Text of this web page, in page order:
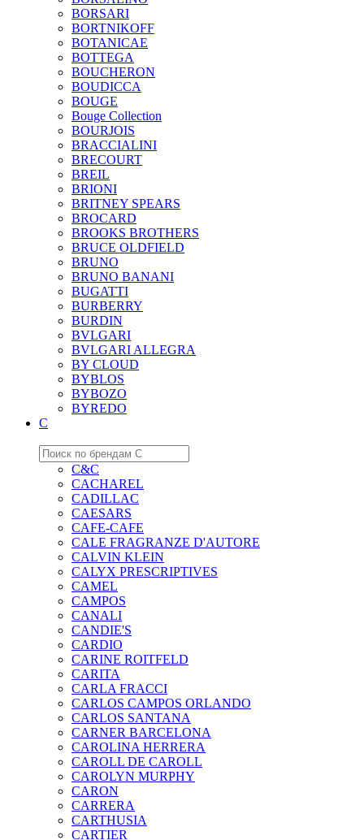
BORSARI
BORTNIKOFF
BOTANICAE
BOTTEGA
BOUCHERON
BOUDICCA
BOUGE
Bouge Collection
BOURJOIS
BRACCIALINI
BRECOURT
BREIL
BRIONI
BRITNEY SPEARS
BROCARD
BROOKS BROTHERS
BRUCE OLDFIELD
BRUNO
BRUNO BANANI
BUGATTI
BURBERRY
BURDIN
BVLGARI
BVLGARI ALLEGRA
BY CLOUD
BYBLOS
BYBOZO
BYREDO
C
C&C
CACHAREL
CADILLAC
CAESARS
CAFE-CAFE
CALE FRAGRANZE D'AUTORE
CALVIN KLEIN
CALYX PRESCRIPTIVES
CAMEL
CAMPOS
CANALI
CANDIE'S
CARDIO
CARINE ROITFELD
CARITA
CARLA FRACCI
CARLOS CAMPOS ORLANDO
CARLOS SANTANA
CARNER BARCELONA
CAROLINA HERRERA
CAROLL DE CAROLL
CAROLYN MURPHY
CARON
CARRERA
CARTHUSIA
CARTIER